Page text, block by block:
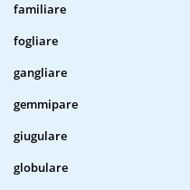
familiare
fogliare
gangliare
gemmipare
giugulare
globulare